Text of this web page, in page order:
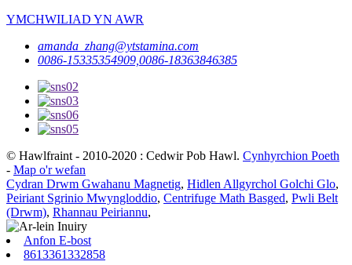
YMCHWILIAD YN AWR
amanda_zhang@ytstamina.com
0086-15335354909,0086-18363846385
© Hawlfraint - 2010-2020 : Cedwir Pob Hawl. Cynhyrchion Poeth
- Map o'r wefan
Cydran Drwm Gwahanu Magnetig, Hidlen Allgyrchol Golchi Glo,
Peiriant Sgrinio Mwyngloddio, Centrifuge Math Basged, Pwli Belt
(Drwm), Rhannau Peiriannu,
Anfon E-bost
8613361332858